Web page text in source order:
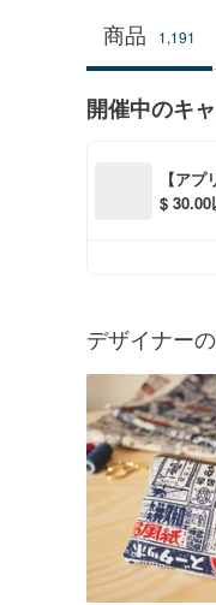
商品 1,191
開催中のキ
【ア
$ 30.00
デザイナー